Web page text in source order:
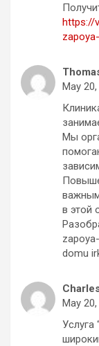
https://
May
Мы
в этой
domu
May
Услуга